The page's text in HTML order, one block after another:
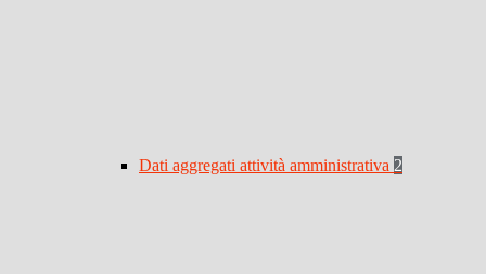
Dati aggregati attività amministrativa 2